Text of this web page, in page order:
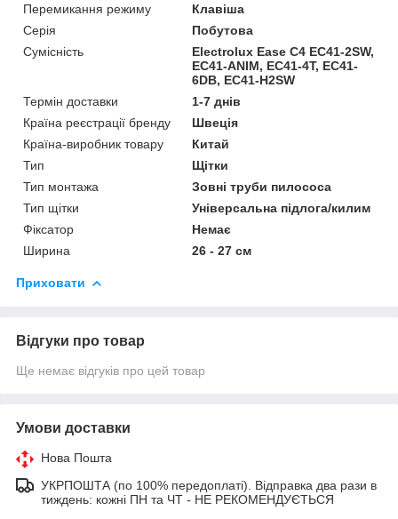
Перемикання режиму
Клавіша
Серія
Побутова
Сумісність
Electrolux Ease C4 EC41-2SW,
EC41-ANIM, EC41-4T, EC41-
6DB, EC41-H2SW
Термін доставки
1-7 днів
Країна реєстрації бренду
Швеція
Країна-виробник товару
Китай
Тип
Щітки
Тип монтажа
Зовні труби пилососа
Тип щітки
Універсальна підлога/килим
Фіксатор
Немає
Ширина
26 - 27 см
Приховати
Відгуки про товар
Ще немає відгуків про цей товар
Умови доставки
Нова Пошта
УКРПОШТА (по 100% передоплаті). Відправка два рази в
тиждень: кожні ПН та ЧТ - НЕ РЕКОМЕНДУЄТЬСЯ